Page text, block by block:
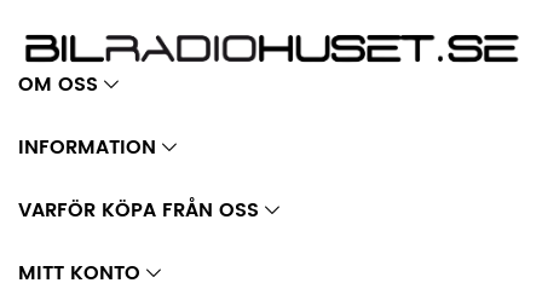
OM OSS
INFORMATION
VARFÖR KÖPA FRÅN OSS
MITT KONTO